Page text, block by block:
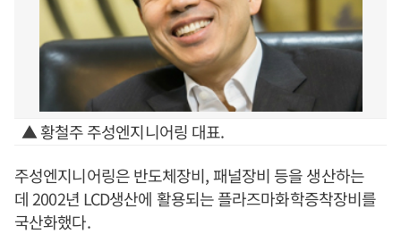
▲ 황철주 주성엔지니어링 대표.
주성엔지니어링은 반도체장비, 패널장비 등을 생산하는
데 2002년 LCD생산에 활용되는 플라즈마화학증착장비를
국산화했다.